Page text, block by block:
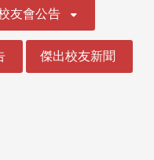
友會公告
傑出校友新聞